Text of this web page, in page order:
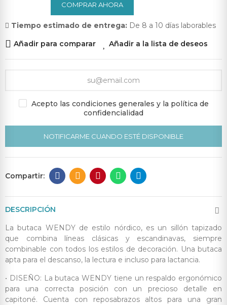
COMPRAR AHORA
Tiempo estimado de entrega: De 8 a 10 días laborables
Añadir para comparar
Añadir a la lista de deseos
Acepto las condiciones generales y la política de
confidencialidad
NOTIFICARME CUANDO ESTÉ DISPONIBLE
DESCRIPCIÓN
La butaca WENDY de estilo nórdico, es un sillón tapizado
que combina líneas clásicas y escandinavas, siempre
combinable con todos los estilos de decoración. Una butaca
apta para el descanso, la lectura e incluso para lactancia.
• DISEÑO: La butaca WENDY tiene un respaldo ergonómico
para una correcta posición con un precioso detalle en
capitoné. Cuenta con reposabrazos altos para una gran